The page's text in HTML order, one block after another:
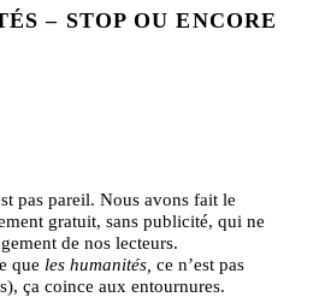
– STOP OU ENCORE
pas pareil. Nous avons fait le
gratuit, sans publicité, qui ne
de nos lecteurs.
que les humanités, ce n’est pas
ça coince aux entournures.